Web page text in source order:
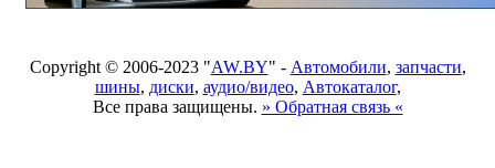
Copyright © 2006-2023 "AW.BY" - Автомобили, запчасти,
шины, диски, аудио/видео, Автокаталог,
Все права защищены. » Обратная связь «